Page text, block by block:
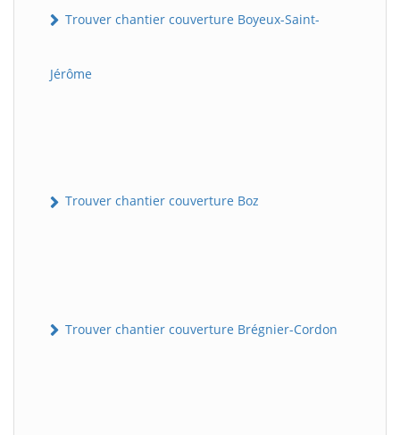
Trouver chantier couverture Boyeux-Saint-
Jérôme
Trouver chantier couverture Boz
Trouver chantier couverture Brégnier-Cordon